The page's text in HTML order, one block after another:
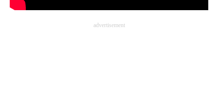
企業向けIT製品の総合サイト
IT製品の技術・比較・事例advertisement